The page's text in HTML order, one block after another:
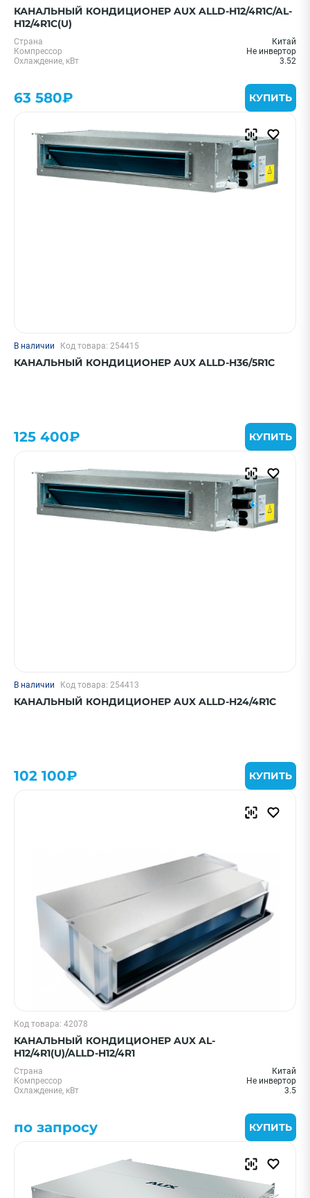
КАНАЛЬНЫЙ КОНДИЦИОНЕР AUX ALLD-H12/4R1C/AL-
H12/4R1C(U)
Страна
Китай
Компрессор
Не инвертор
Охлаждение, кВт
3.52
63 580₽ КУПИТЬ
В наличии Код товара: 254415
КАНАЛЬНЫЙ КОНДИЦИОНЕР AUX ALLD-H36/5R1C
125 400₽ КУПИТЬ
В наличии Код товара: 254413
КАНАЛЬНЫЙ КОНДИЦИОНЕР AUX ALLD-H24/4R1C
102 100₽ КУПИТЬ
Код товара: 42078
КАНАЛЬНЫЙ КОНДИЦИОНЕР AUX AL-
H12/4R1(U)/ALLD-H12/4R1
Страна
Китай
Компрессор
Не инвертор
Охлаждение, кВт
3.5
по запросу КУПИТЬ